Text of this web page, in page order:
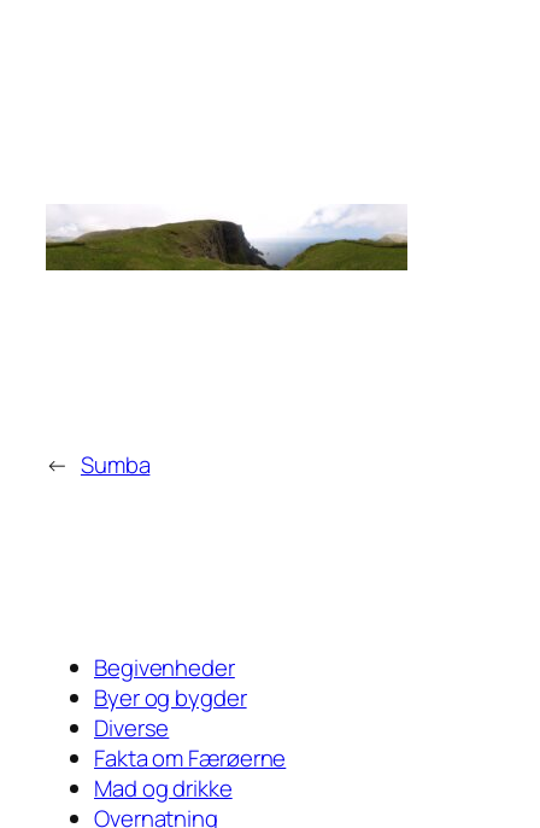
← Sumba
Begivenheder
Byer og bygder
Diverse
Fakta om Færøerne
Mad og drikke
Overnatning